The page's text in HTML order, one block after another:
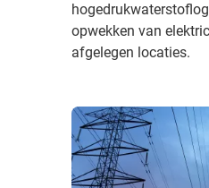
opwekken van
afgelegen locaties.